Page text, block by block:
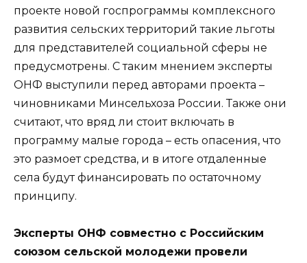
проекте новой госпрограммы комплексного
развития сельских территорий такие льготы
для представителей социальной сферы не
предусмотрены. С таким мнением эксперты
ОНФ выступили перед авторами проекта –
чиновниками Минсельхоза России. Также они
считают, что вряд ли стоит включать в
программу малые города – есть опасения, что
это размоет средства, и в итоге отдаленные
села будут финансировать по остаточному
принципу.
Эксперты ОНФ совместно с Российским
союзом сельской молодежи провели